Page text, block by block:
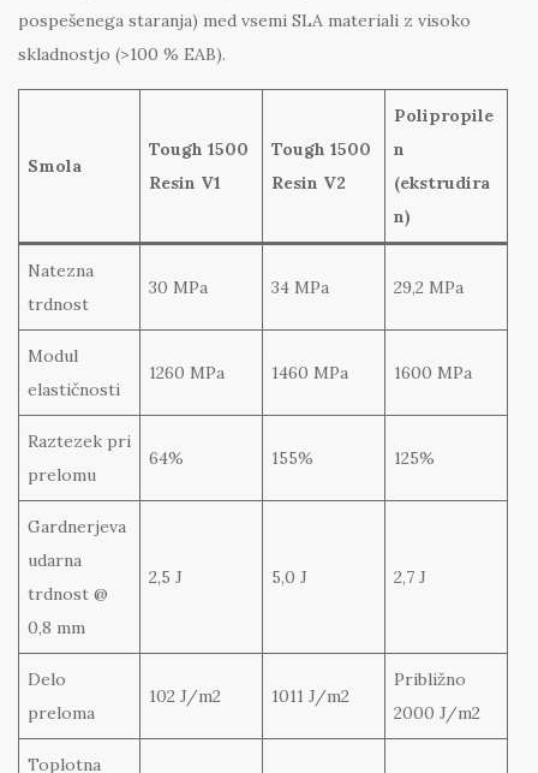
pospešenega staranja) med vsemi SLA materiali z visoko
skladnostjo (>100 % EAB).
Smola
Tough 1500
Resin V1
Tough 1500
Resin V2
Polipropile
n
(ekstrudira
n)
Natezna
trdnost
30 MPa 34 MPa 29,2 MPa
Modul
elastičnosti
1260 MPa 1460 MPa 1600 MPa
Raztezek pri
prelomu
64% 155% 125%
Gardnerjeva
udarna
trdnost @
0,8 mm
2,5 J 5,0 J 2,7 J
Delo
preloma
102 J/m2 1011 J/m2
Približno
2000 J/m2
Toplotna